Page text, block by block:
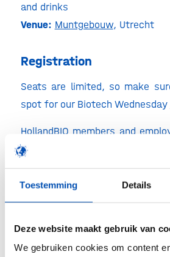
Toestemming Details
Deze website maakt gebruik van
We gebruiken cookies om content
and drinks
Venue: Muntgebouw, Utrecht
Registration
Seats are limited, so make
spot for our Biotech Wednesday
HollandBIO members and
organisations can
delegates per organisation).
members pay a registration
(excl. VAT).